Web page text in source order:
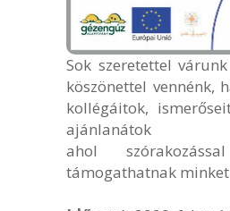
Sok szeretettel
köszönettel vennénk,
kollégáitok,
ajánlanátok
ahol
támogathatnak